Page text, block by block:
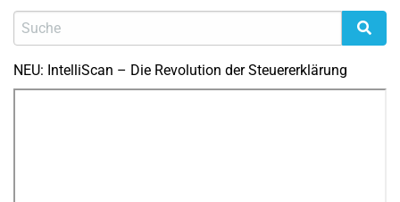
NEU: IntelliScan – Die Revolution der Steuererklärung